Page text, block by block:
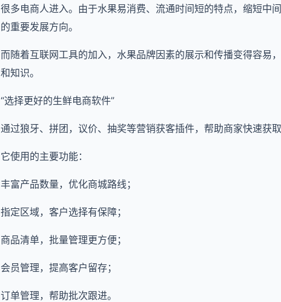
很多电商人进入。由于水果易消费、流通时间短的特点，缩短中
的重要发展方向。
而随着互联网工具的加入，水果品牌因素的展示和传播变得容易
和知识。
“选择更好的生鲜电商软件”
通过狼牙、拼团，议价、抽奖等营销获客插件，帮助商家快速获
它使用的主要功能：
丰富产品数量，优化商城路线；
指定区域，客户选择有保障；
商品清单，批量管理更方便；
会员管理，提高客户留存；
订单管理，帮助批次跟进。